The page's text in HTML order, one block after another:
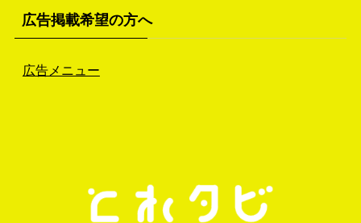
広告掲載希望の方へ
広告メニュー